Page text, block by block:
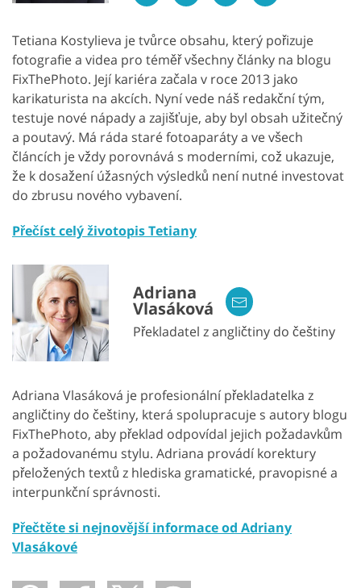
Tetiana Kostylieva je tvůrce obsahu, který pořizuje
fotografie a videa pro téměř všechny články na blogu
FixThePhoto. Její kariéra začala v roce 2013 jako
karikaturista na akcích. Nyní vede náš redakční tým,
testuje nové nápady a zajišťuje, aby byl obsah užitečný
a poutavý. Má ráda staré fotoaparáty a ve všech
článcích je vždy porovnává s moderními, což ukazuje,
že k dosažení úžasných výsledků není nutné investovat
do zbrusu nového vybavení.
Přečíst celý životopis Tetiany
Adriana
Vlasáková
Překladatel z angličtiny do češtiny
Adriana Vlasáková je profesionální překladatelka z
angličtiny do češtiny, která spolupracuje s autory blogu
FixThePhoto, aby překlad odpovídal jejich požadavkům
a požadovanému stylu. Adriana provádí korektury
přeložených textů z hlediska gramatické, pravopisné a
interpunkční správnosti.
Přečtěte si nejnovější informace od Adriany
Vlasákové